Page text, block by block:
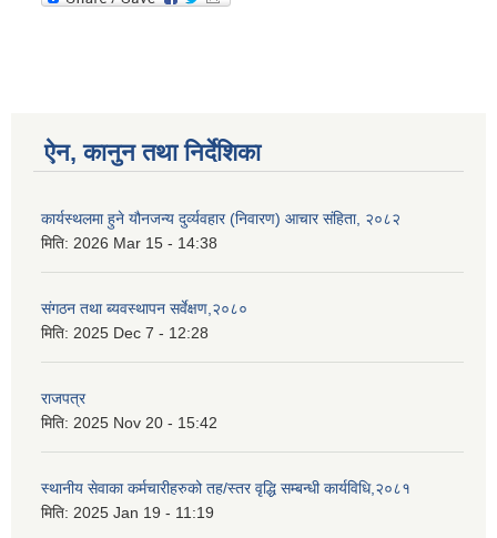
ऐन, कानुन तथा निर्देशिका
कार्यस्थलमा हुने यौनजन्य दुर्व्यवहार (निवारण) आचार संहिता, २०८२
मिति: 2026 Mar 15 - 14:38
संगठन तथा ब्यवस्थापन सर्वेक्षण,२०८०
मिति: 2025 Dec 7 - 12:28
राजपत्र
मिति: 2025 Nov 20 - 15:42
स्थानीय सेवाका कर्मचारीहरुको तह/स्तर वृद्धि सम्बन्धी कार्यविधि,२०८१
मिति: 2025 Jan 19 - 11:19